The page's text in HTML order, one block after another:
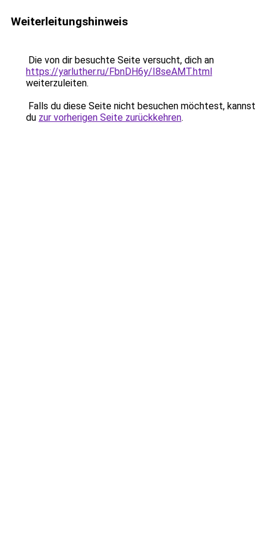
Weiterleitungshinweis
Die von dir besuchte Seite versucht, dich an
https://yarluther.ru/FbnDH6y/I8seAMT.html
weiterzuleiten.
Falls du diese Seite nicht besuchen möchtest, kannst
du zur vorherigen Seite zurückkehren.